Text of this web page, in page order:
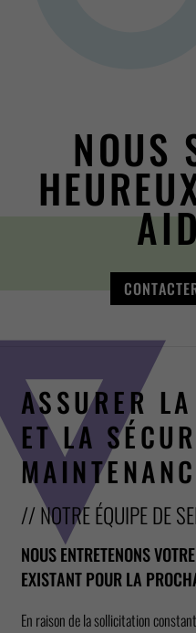
NOUS
ASSURER
ET LA
// NOTRE ÉQUIPE DE
NOUS ENTRETENONS
EXISTANT POUR LA
En raison de la sollicitation